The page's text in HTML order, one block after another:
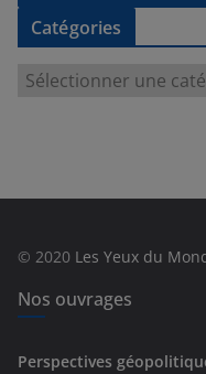
Catégories
e
s
© 2020 Les Yeux du
Nos ouvrages
Perspectives